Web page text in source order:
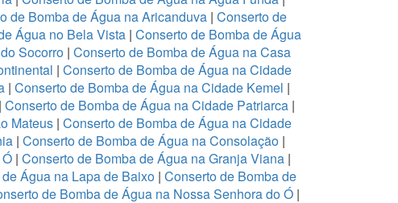
de Bomba de Água na Aricanduva | Conserto de
Água no Bela Vista| Conserto de Bomba de Água
Socorro | Conserto de Bomba de Água na Casa
| Conserto de Bomba de Água na Cidade
| Conserto de Bomba de Água na Cidade Kemel |
| Conserto de Bomba de Água na Cidade Patriarca|
Mateus| Conserto de Bomba de Água na Cidade
| Conserto de Bomba de Água na Consolação |
| Conserto de Bomba de Água na Granja Viana |
Água na Lapa de Baixo | Conserto de Bomba de
de Bomba de Água na Nossa Senhora do Ó|